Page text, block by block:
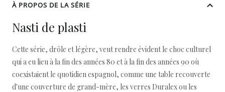
À PROPOS DE LA SÉRIE
Nasti de plasti
Cette série, drôle et légère, veut rendre évident le choc culturel
qui a eu lieu à la fin des années 80 et à la fin des années 90 où
coexistaient le quotidien espagnol, comme une table recouverte
d'une couverture de grand-mère, les verres Duralex ou les